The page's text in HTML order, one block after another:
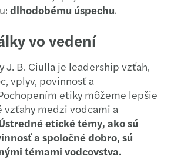
dlhodobému úspechu.
vo vedení
J. B. Ciulla je leadership vzťah,
vplyv, povinnosť a
etiky môžeme lepšie
medzi vodcami a
etické témy, ako sú
a spoločné dobro, sú
témami vodcovstva.